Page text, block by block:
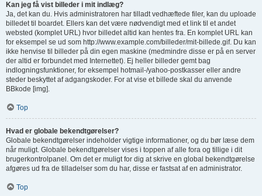
Kan jeg få vist billeder i mit indlæg?
Ja, det kan du. Hvis administratoren har tilladt vedhæftede filer, kan du uploade
billedet til boardet. Ellers kan det være nødvendigt med et link til et andet
websted (komplet URL) hvor billedet altid kan hentes fra. En komplet URL kan
for eksempel se ud som http://www.example.com/billeder/mit-billede.gif. Du kan
ikke henvise til billeder på din egen maskine (medmindre disse er på en server
der altid er forbundet med Internettet). Ej heller billeder gemt bag
indlogningsfunktioner, for eksempel hotmail-/yahoo-postkasser eller andre
steder beskyttet af adgangskoder. For at vise et billede skal du anvende
BBkode [img].
Top
Hvad er globale bekendtgørelser?
Globale bekendtgørelser indeholder vigtige informationer, og du bør læse dem
når muligt. Globale bekendtgørelser vises i toppen af alle fora og tillige i dit
brugerkontrolpanel. Om det er muligt for dig at skrive en global bekendtgørelse
afgøres ud fra de tilladelser som du har, disse er fastsat af en administrator.
Top